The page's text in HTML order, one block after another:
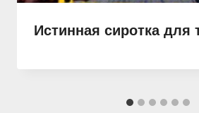
Истинная сиротка для